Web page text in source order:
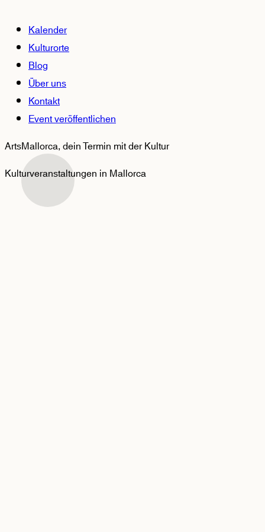
Kalender
Kulturorte
Blog
Über uns
Kontakt
Event veröffentlichen
ArtsMallorca,dein Termin mit der Kultur
Kulturveranstaltungen in Mallorca